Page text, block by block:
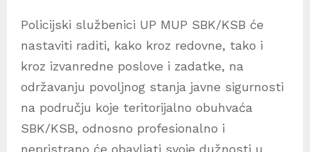
Policijski službenici UP MUP SBK/KSB će
nastaviti raditi, kako kroz redovne, tako i
kroz izvanredne poslove i zadatke, na
održavanju povoljnog stanja javne sigurnosti
na području koje teritorijalno obuhvaća
SBK/KSB, odnosno profesionalno i
nepristrano će obavljati svoje dužnosti u